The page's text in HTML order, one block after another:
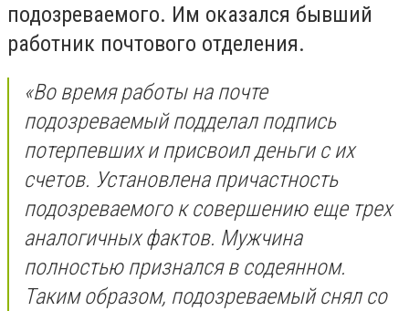
подозреваемого. Им оказался бывший
работник почтового отделения.
«Во время работы на почте
подозреваемый подделал подпись
потерпевших и присвоил деньги с их
счетов. Установлена причастность
подозреваемого к совершению еще трех
аналогичных фактов. Мужчина
полностью признался в содеянном.
Таким образом, подозреваемый снял со